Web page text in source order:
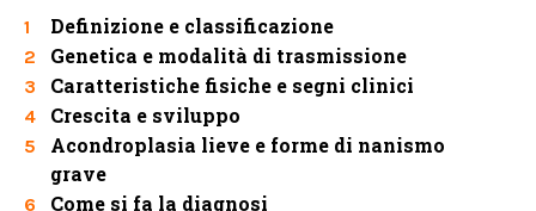
1 Definizione e classificazione
2 Genetica e modalità di trasmissione
3 Caratteristiche fisiche e segni clinici
4 Crescita e sviluppo
5
Acondroplasia lieve e forme di nanismo
grave
6 Come si fa la diagnosi